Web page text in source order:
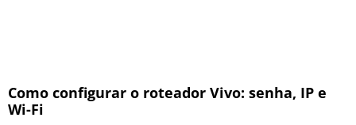
Como configurar o roteador Vivo: senha, IP e
Wi-Fi